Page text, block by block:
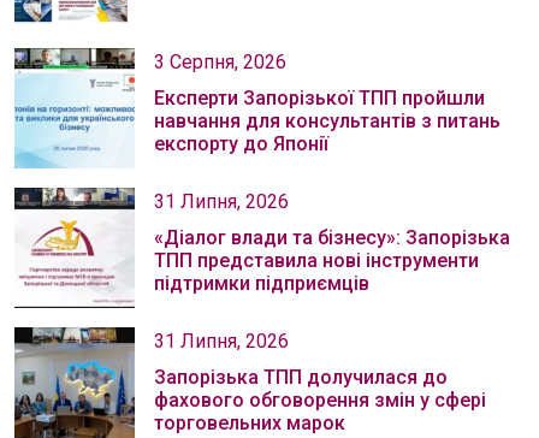
3 Серпня, 2026
Експерти Запорізької ТПП пройшли
навчання для консультантів з питань
експорту до Японії
31 Липня, 2026
«Діалог влади та бізнесу»: Запорізька
ТПП представила нові інструменти
підтримки підприємців
31 Липня, 2026
Запорізька ТПП долучилася до
фахового обговорення змін у сфері
торговельних марок